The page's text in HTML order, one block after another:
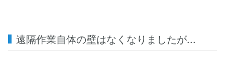
遠隔作業自体の壁はなくなりましたが...